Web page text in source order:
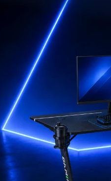
329
ENVÍO A TODO EL PAÍS